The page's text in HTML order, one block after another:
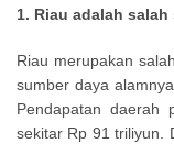
1. Riau adalah
Riau merupakan
sumber daya
Pendapatan daerah
sekitar Rp 91 triliyun.